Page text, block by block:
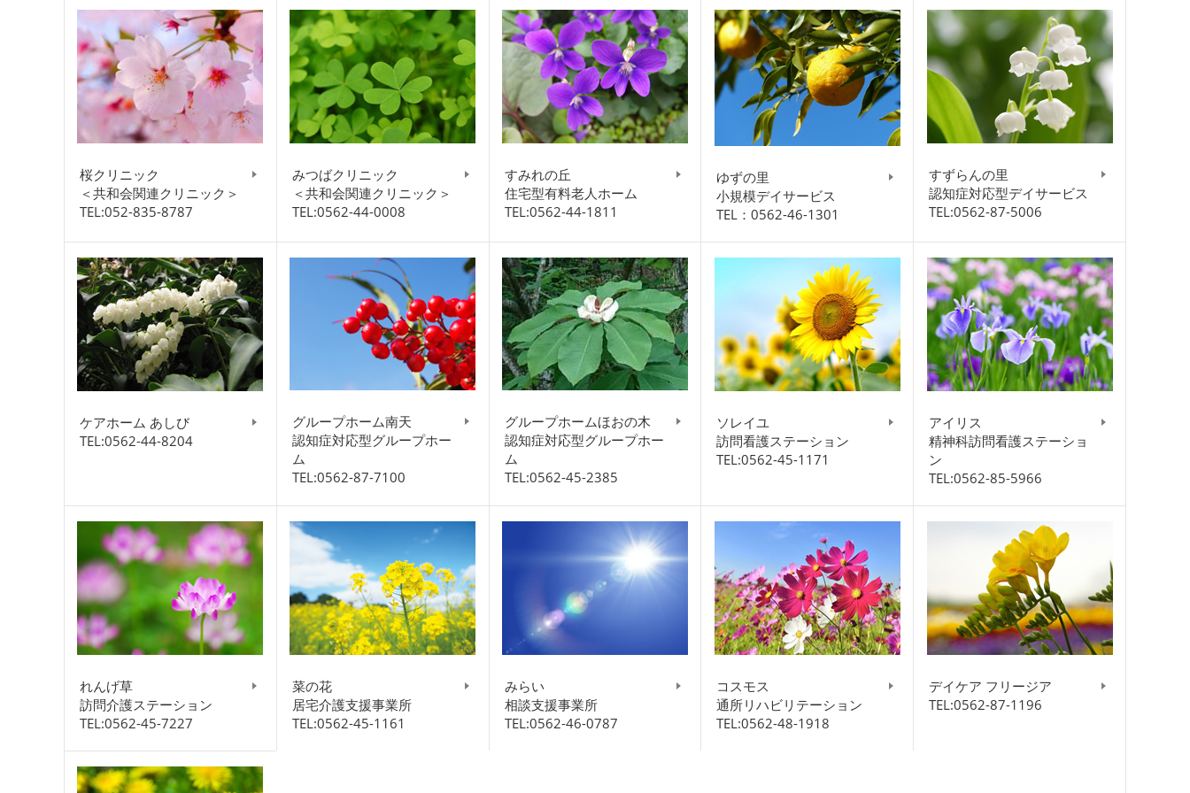
桜クリニック
＜共和会関連クリニック＞
TEL:052-835-8787
みつばクリニック
＜共和会関連クリニック＞
TEL:0562-44-0008
すみれの丘
住宅型有料老人ホーム
TEL:0562-44-1811
ゆずの里
小規模デイサービス
TEL：0562-46-1301
すずらんの里
認知症対応型デイサービス
TEL:0562-87-5006
ケアホーム あしび
TEL:0562-44-8204
グループホーム南天
認知症対応型グループホー
ム
TEL:0562-87-7100
グループホームほおの木
認知症対応型グループホー
ム
TEL:0562-45-2385
ソレイユ
訪問看護ステーション
TEL:0562-45-1171
アイリス
精神科訪問看護ステーショ
ン
TEL:0562-85-5966
れんげ草
訪問介護ステーション
TEL:0562-45-7227
菜の花
居宅介護支援事業所
TEL:0562-45-1161
みらい
相談支援事業所
TEL:0562-46-0787
コスモス
通所リハビリテーション
TEL:0562-48-1918
デイケア フリージア
TEL:0562-87-1196